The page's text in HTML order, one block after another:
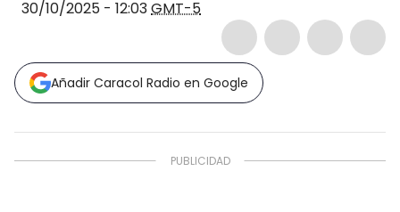
30/10/2025 - 12:03GMT-5
Añadir Caracol Radio en Google